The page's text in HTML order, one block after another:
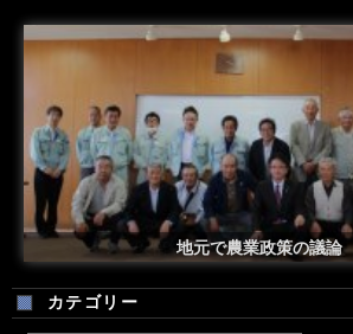
安倍総理米国議会演説後の一
地元で農業政策の議論
カテゴリー